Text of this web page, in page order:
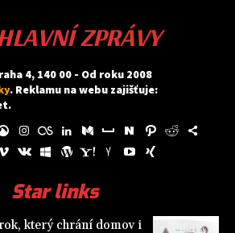
ZPRÁVY
4, 140 00 - Od roku 2008
. Reklamu na webu zajišťuje:
.
Star links
který chrání domov i